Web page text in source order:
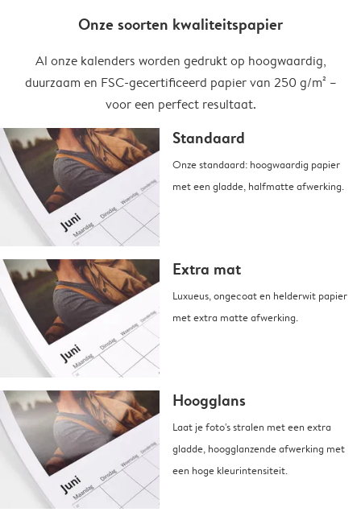
Onze soorten kwaliteitspapier
Al onze kalenders worden gedrukt op hoogwaardig,
duurzaam en FSC-gecertificeerd papier van 250 g/m² –
voor een perfect resultaat.
Standaard
Onze standaard: hoogwaardig papier
met een gladde, halfmatte afwerking.
Extra mat
Luxueus, ongecoat en helderwit papier
met extra matte afwerking.
Hoogglans
Laat je foto's stralen met een extra
gladde, hoogglanzende afwerking met
een hoge kleurintensiteit.